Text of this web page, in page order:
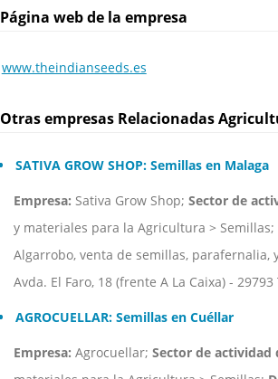
Página web de la empresa
www.theindianseeds.es
Otras empresas Relacionadas
SATIVA GROW SHOP: Semillas en Malaga
Empresa: Sativa Grow Shop; Sector de
y materiales para la Agricultura > Semillas;
Algarrobo, venta de semillas,
Avda. El Faro, 18 (frente A La Caixa) -
AGROCUELLAR: Semillas en Cuéllar
Empresa: Agrocuellar; Sector de actividad